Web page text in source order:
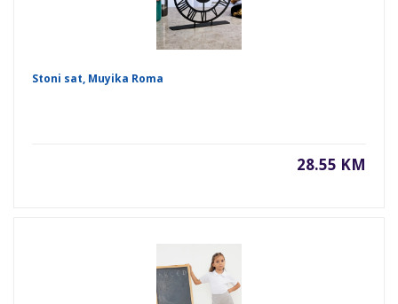
Stoni sat, Muyika Roma
28.55 KM